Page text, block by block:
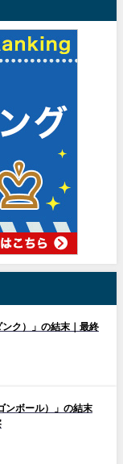
ク）」の結末｜最終
ンボール）」の結末